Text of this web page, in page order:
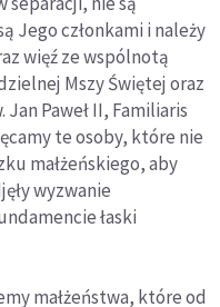
Jego członkami i należy
więź ze wspólnotą
Mszy Świętej oraz
Paweł II, Familiaris
te osoby, które nie
małżeńskiego, aby
wyzwanie
łaski
małżeństwa, które od